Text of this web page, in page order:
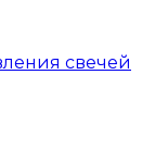
свечей